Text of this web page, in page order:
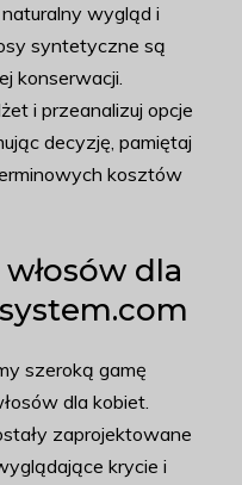
wygląd i
syntetyczne są
konserwacji.
i przeanalizuj opcje
decyzję, pamiętaj
kosztów
dla
szeroką gamę
dla kobiet.
zaprojektowane
krycie i